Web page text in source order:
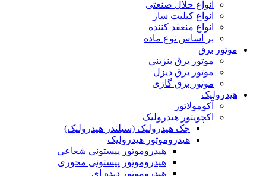
انواع حلال صنعتی
انواع کیلیت ساز
انواع منعقد کننده
بر اساس نوع ماده
موتور برق
موتور برق بنزینی
موتور برق دیزل
موتور برق گازی
هیدرولیک
آکومولاتور
اکچویتور هیدرولیک
جک هیدرولیک (سیلندر هیدرولیک)
هیدروموتور هیدرولیک
هیدروموتور پیستونی شعاعی
هیدروموتور پیستونی محوری
هیدروموتور دنده ای